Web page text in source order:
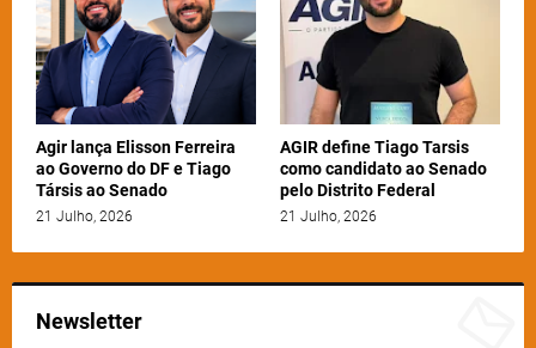
Agir lança Elisson Ferreira
ao Governo do DF e Tiago
Társis ao Senado
21 Julho, 2026
AGIR define Tiago Tarsis
como candidato ao Senado
pelo Distrito Federal
21 Julho, 2026
Newsletter